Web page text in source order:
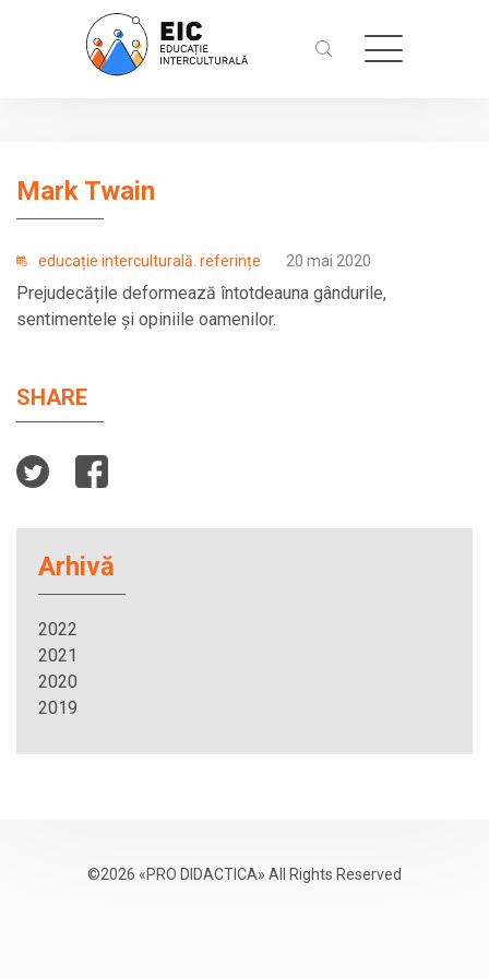
Mark Twain
educație interculturală. referințe 20 mai 2020
Prejudecățile deformează întotdeauna gândurile,
sentimentele și opiniile oamenilor.
SHARE
Arhivă
2022
2021
2020
2019
©2026 «PRO DIDACTICA» All Rights Reserved